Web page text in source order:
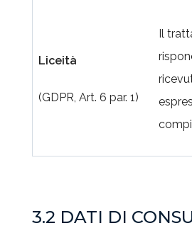
Liceità
(GDPR, Art. 6 par. 1)
Il
3.2 DATI DI